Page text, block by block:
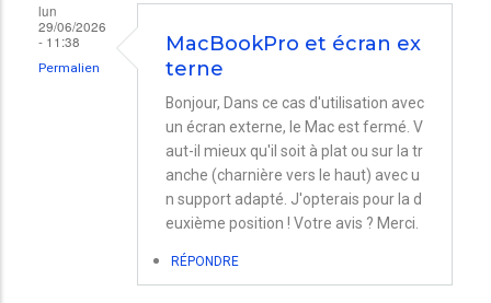
lun
29/06/2026
- 11:38
Permalien
MacBookPro et écran ex
terne
Bonjour, Dans ce cas d'utilisation avec
un écran externe, le Mac est fermé. V
aut-il mieux qu'il soit à plat ou sur la tr
anche (charnière vers le haut) avec u
n support adapté. J'opterais pour la d
euxième position ! Votre avis ? Merci.
RÉPONDRE